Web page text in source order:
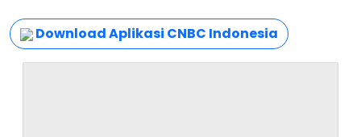
Download Aplikasi CNBC Indonesia